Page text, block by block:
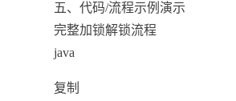
五、代码/流程示例演示
完整加锁解锁流程
java
复制